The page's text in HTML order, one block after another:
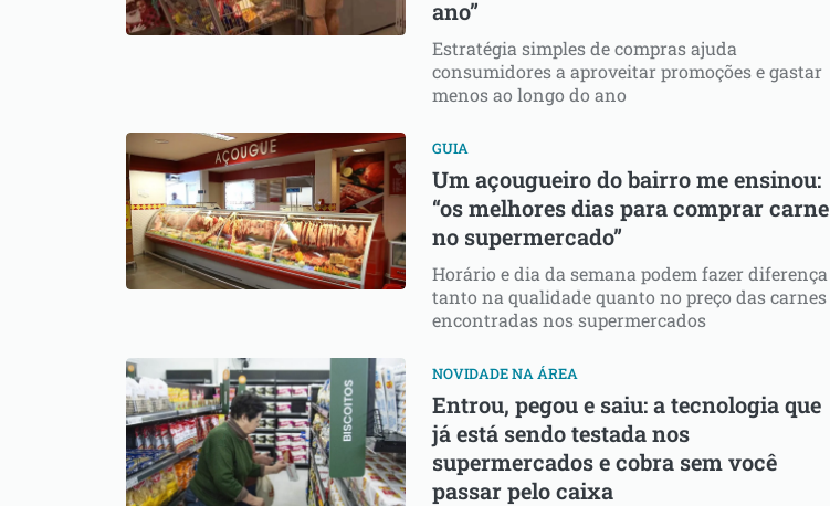
ano”
Estratégia simples de compras ajuda
consumidores a aproveitar promoções e gastar
menos ao longo do ano
GUIA
Um açougueiro do bairro me ensinou:
“os melhores dias para comprar carne
no supermercado”
Horário e dia da semana podem fazer diferença
tanto na qualidade quanto no preço das carnes
encontradas nos supermercados
NOVIDADE NA ÁREA
Entrou, pegou e saiu: a tecnologia que
já está sendo testada nos
supermercados e cobra sem você
passar pelo caixa